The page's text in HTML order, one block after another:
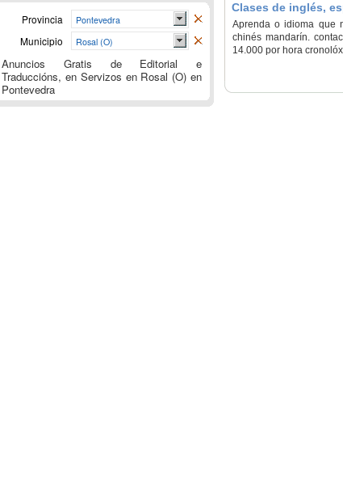
Clases de inglés,
Aprenda o idioma que
chinés mandarín.
14.000 por hora
Provincia Pontevedra
Municipio Rosal (O)
Anuncios Gratis de Editorial e
Traduccións, en Servizos en Rosal (O) en
Pontevedra